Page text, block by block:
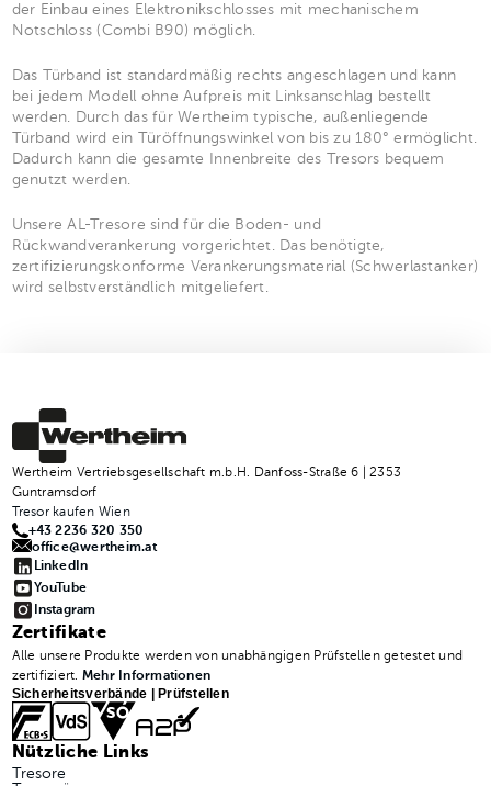
der Einbau eines Elektronikschlosses mit mechanischem
Notschloss (Combi B90) möglich.
Das Türband ist standardmäßig rechts angeschlagen und kann
bei jedem Modell ohne Aufpreis mit Linksanschlag bestellt
werden. Durch das für Wertheim typische, außenliegende
Türband wird ein Türöffnungswinkel von bis zu 180° ermöglicht.
Dadurch kann die gesamte Innenbreite des Tresors bequem
genutzt werden.
Unsere AL-Tresore sind für die Boden- und
Rückwandverankerung vorgerichtet. Das benötigte,
zertifizierungskonforme Verankerungsmaterial (Schwerlastanker)
wird selbstverständlich mitgeliefert.
Wertheim Vertriebsgesellschaft m.b.H. Danfoss-Straße 6 | 2353
Guntramsdorf
Tresor kaufen Wien
+43 2236 320 350
office@wertheim.at
LinkedIn
YouTube
Instagram
Zertifikate
Alle unsere Produkte werden von unabhängigen Prüfstellen getestet und
zertifiziert. Mehr Informationen
Sicherheitsverbände | Prüfstellen
Nützliche Links
Tresore